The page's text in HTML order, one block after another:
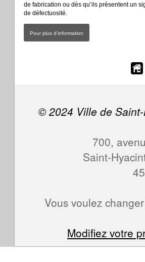
de fabrication ou dès qu’ils présentent un
de défectuosité.
Pour plus d'information
© 2024 Ville de
700,
Saint-
Vous voulez
Modifiez votre